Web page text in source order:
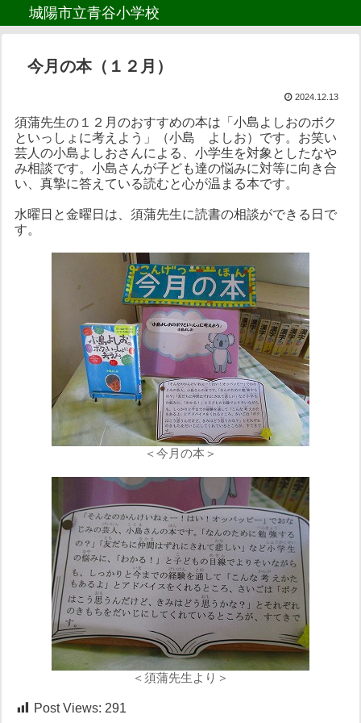
城陽市立青谷小学校
今月の本（１２月）
2024.12.13
須蒲先生の１２月のおすすめの本は「小島よしおのボク
といっしょに考えよう」（小島 よしお）です。お笑い
芸人の小島よしおさんによる、小学生を対象としたなや
み相談です。小島さんが子ども達の悩みに対等に向き合
い、真摯に答えている読むと心が温まる本です。
水曜日と金曜日は、須蒲先生に読書の相談ができる日で
す。
＜今月の本＞
＜須蒲先生より＞
Post Views: 291